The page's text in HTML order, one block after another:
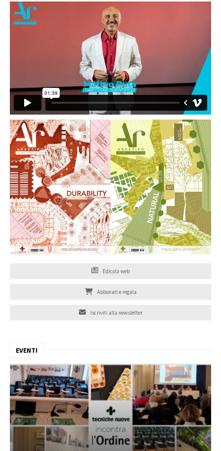
Edicola web
Abbonati e regala
Iscriviti alla newsletter
EVENTI